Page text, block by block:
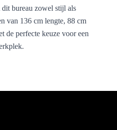
bureau zowel stijl als
van 136 cm lengte, 88 cm
de perfecte keuze voor een